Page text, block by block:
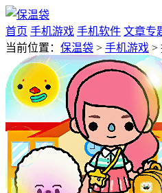
首页 手机游戏 手机软件 文章专
当前位置： 保温袋 > 手机游戏 >